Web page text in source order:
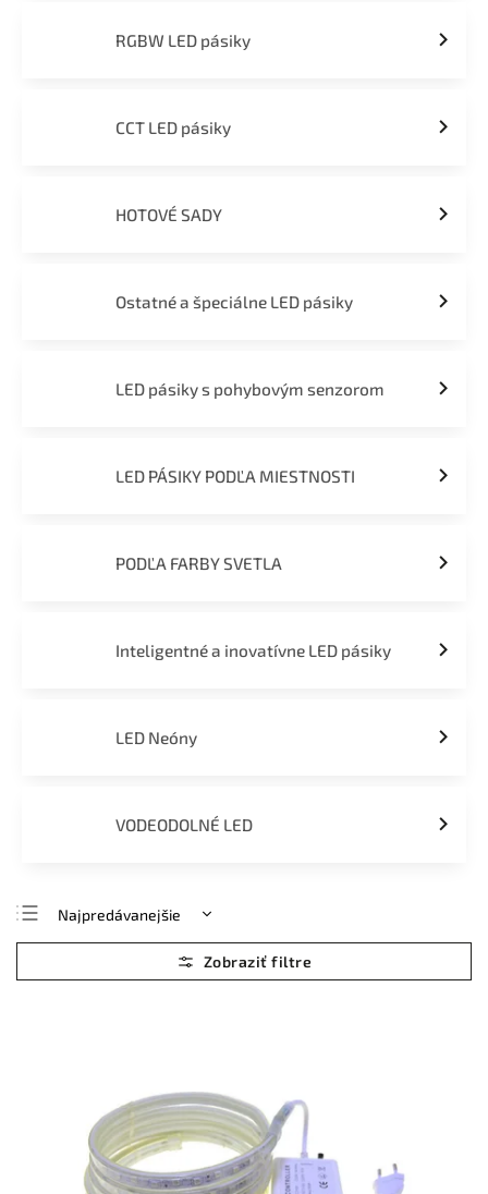
RGBW LED pásiky
CCT LED pásiky
HOTOVÉ SADY
Ostatné a špeciálne LED pásiky
LED pásiky s pohybovým senzorom
LED PÁSIKY PODĽA MIESTNOSTI
PODĽA FARBY SVETLA
Inteligentné a inovatívne LED pásiky
LED Neóny
VODEODOLNÉ LED
Najpredávanejšie
Najlacnejšie
Najdrahšie